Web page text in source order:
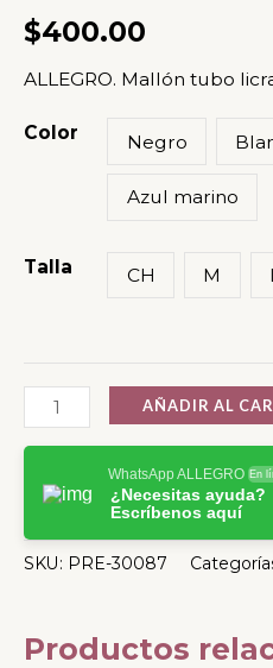
$400.00
ALLEGRO. Mallón tubo
Color Negro
Azul marino
Talla CH M
ALLEGRO
AÑADIR AL
WhatsApp ALLEGRO En
¿Necesitas ayuda?
Escríbenos aquí
SKU: PRE-30087
Productos